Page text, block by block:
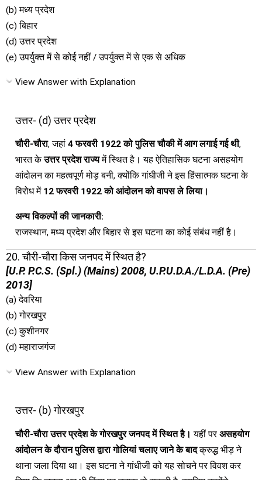
(b) मध्य प्रदेश
(c) बिहार
(d) उत्तर प्रदेश
(e) उपर्युक्त में से कोई नहीं / उपर्युक्त में से एक से अधिक
View Answer with Explanation
उत्तर- (d) उत्तर प्रदेश
चौरी-चौरा, जहां 4 फरवरी 1922 को पुलिस चौकी में आग लगाई गई थी,
भारत केउत्तर प्रदेश राज्यमें स्थित है। यह ऐतिहासिक घटना असहयोग
आंदोलन का महत्वपूर्ण मोड़ बनी, क्योंकि गांधीजी ने इस हिंसात्मक घटना के
विरोध में 12 फरवरी 1922 को आंदोलन को वापस ले लिया।
अन्य विकल्पों की जानकारी:
राजस्थान, मध्य प्रदेश और बिहार से इस घटना का कोई संबंध नहीं है।
20. चौरी-चौरा किस जनपद में स्थित है?
[U.P. P.C.S. (Spl.) (Mains) 2008, U.P.U.D.A./L.D.A. (Pre)
2013]
(a) देवरिया
(b) गोरखपुर
(c) कुशीनगर
(d) महाराजगंज
View Answer with Explanation
उत्तर- (b) गोरखपुर
चौरी-चौरा उत्तर प्रदेश के गोरखपुर जनपद में स्थित है। यहीं परअसहयोग
आंदोलन के दौरान पुलिस द्वारा गोलियां चलाए जाने के बादक्रुद्ध भीड़ ने
थाना जला दिया था। इस घटना ने गांधीजी को यह सोचने पर विवश कर